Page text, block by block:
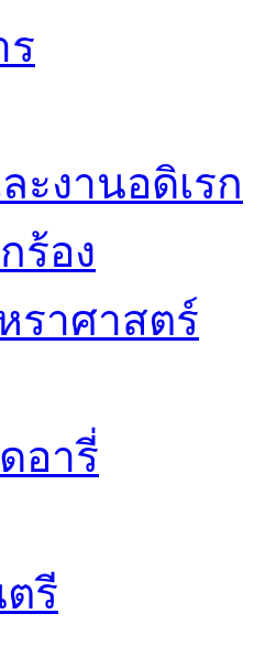
ร
ะงานอดิเรก
ร้อง
ราศาสตร์
อารี่
รี